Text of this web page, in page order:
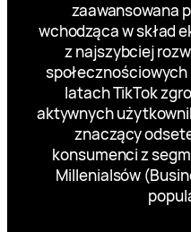
zaawansowana
wchodząca w skład
z najszybciej
latach TikTok
aktywnych
znaczący
konsumenci z
Millenialsów